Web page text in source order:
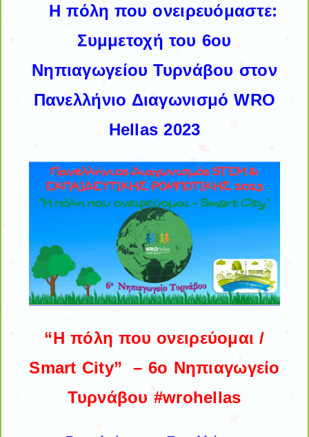
Η πόλη που ονειρευόμαστε:
Συμμετοχή του 6ου
Νηπιαγωγείου Τυρνάβου στον
Πανελλήνιο Διαγωνισμό WRO
Hellas 2023
“Η πόλη που ονειρεύομαι /
Smart City” – 6ο Νηπιαγωγείο
Τυρνάβου #wrohellas